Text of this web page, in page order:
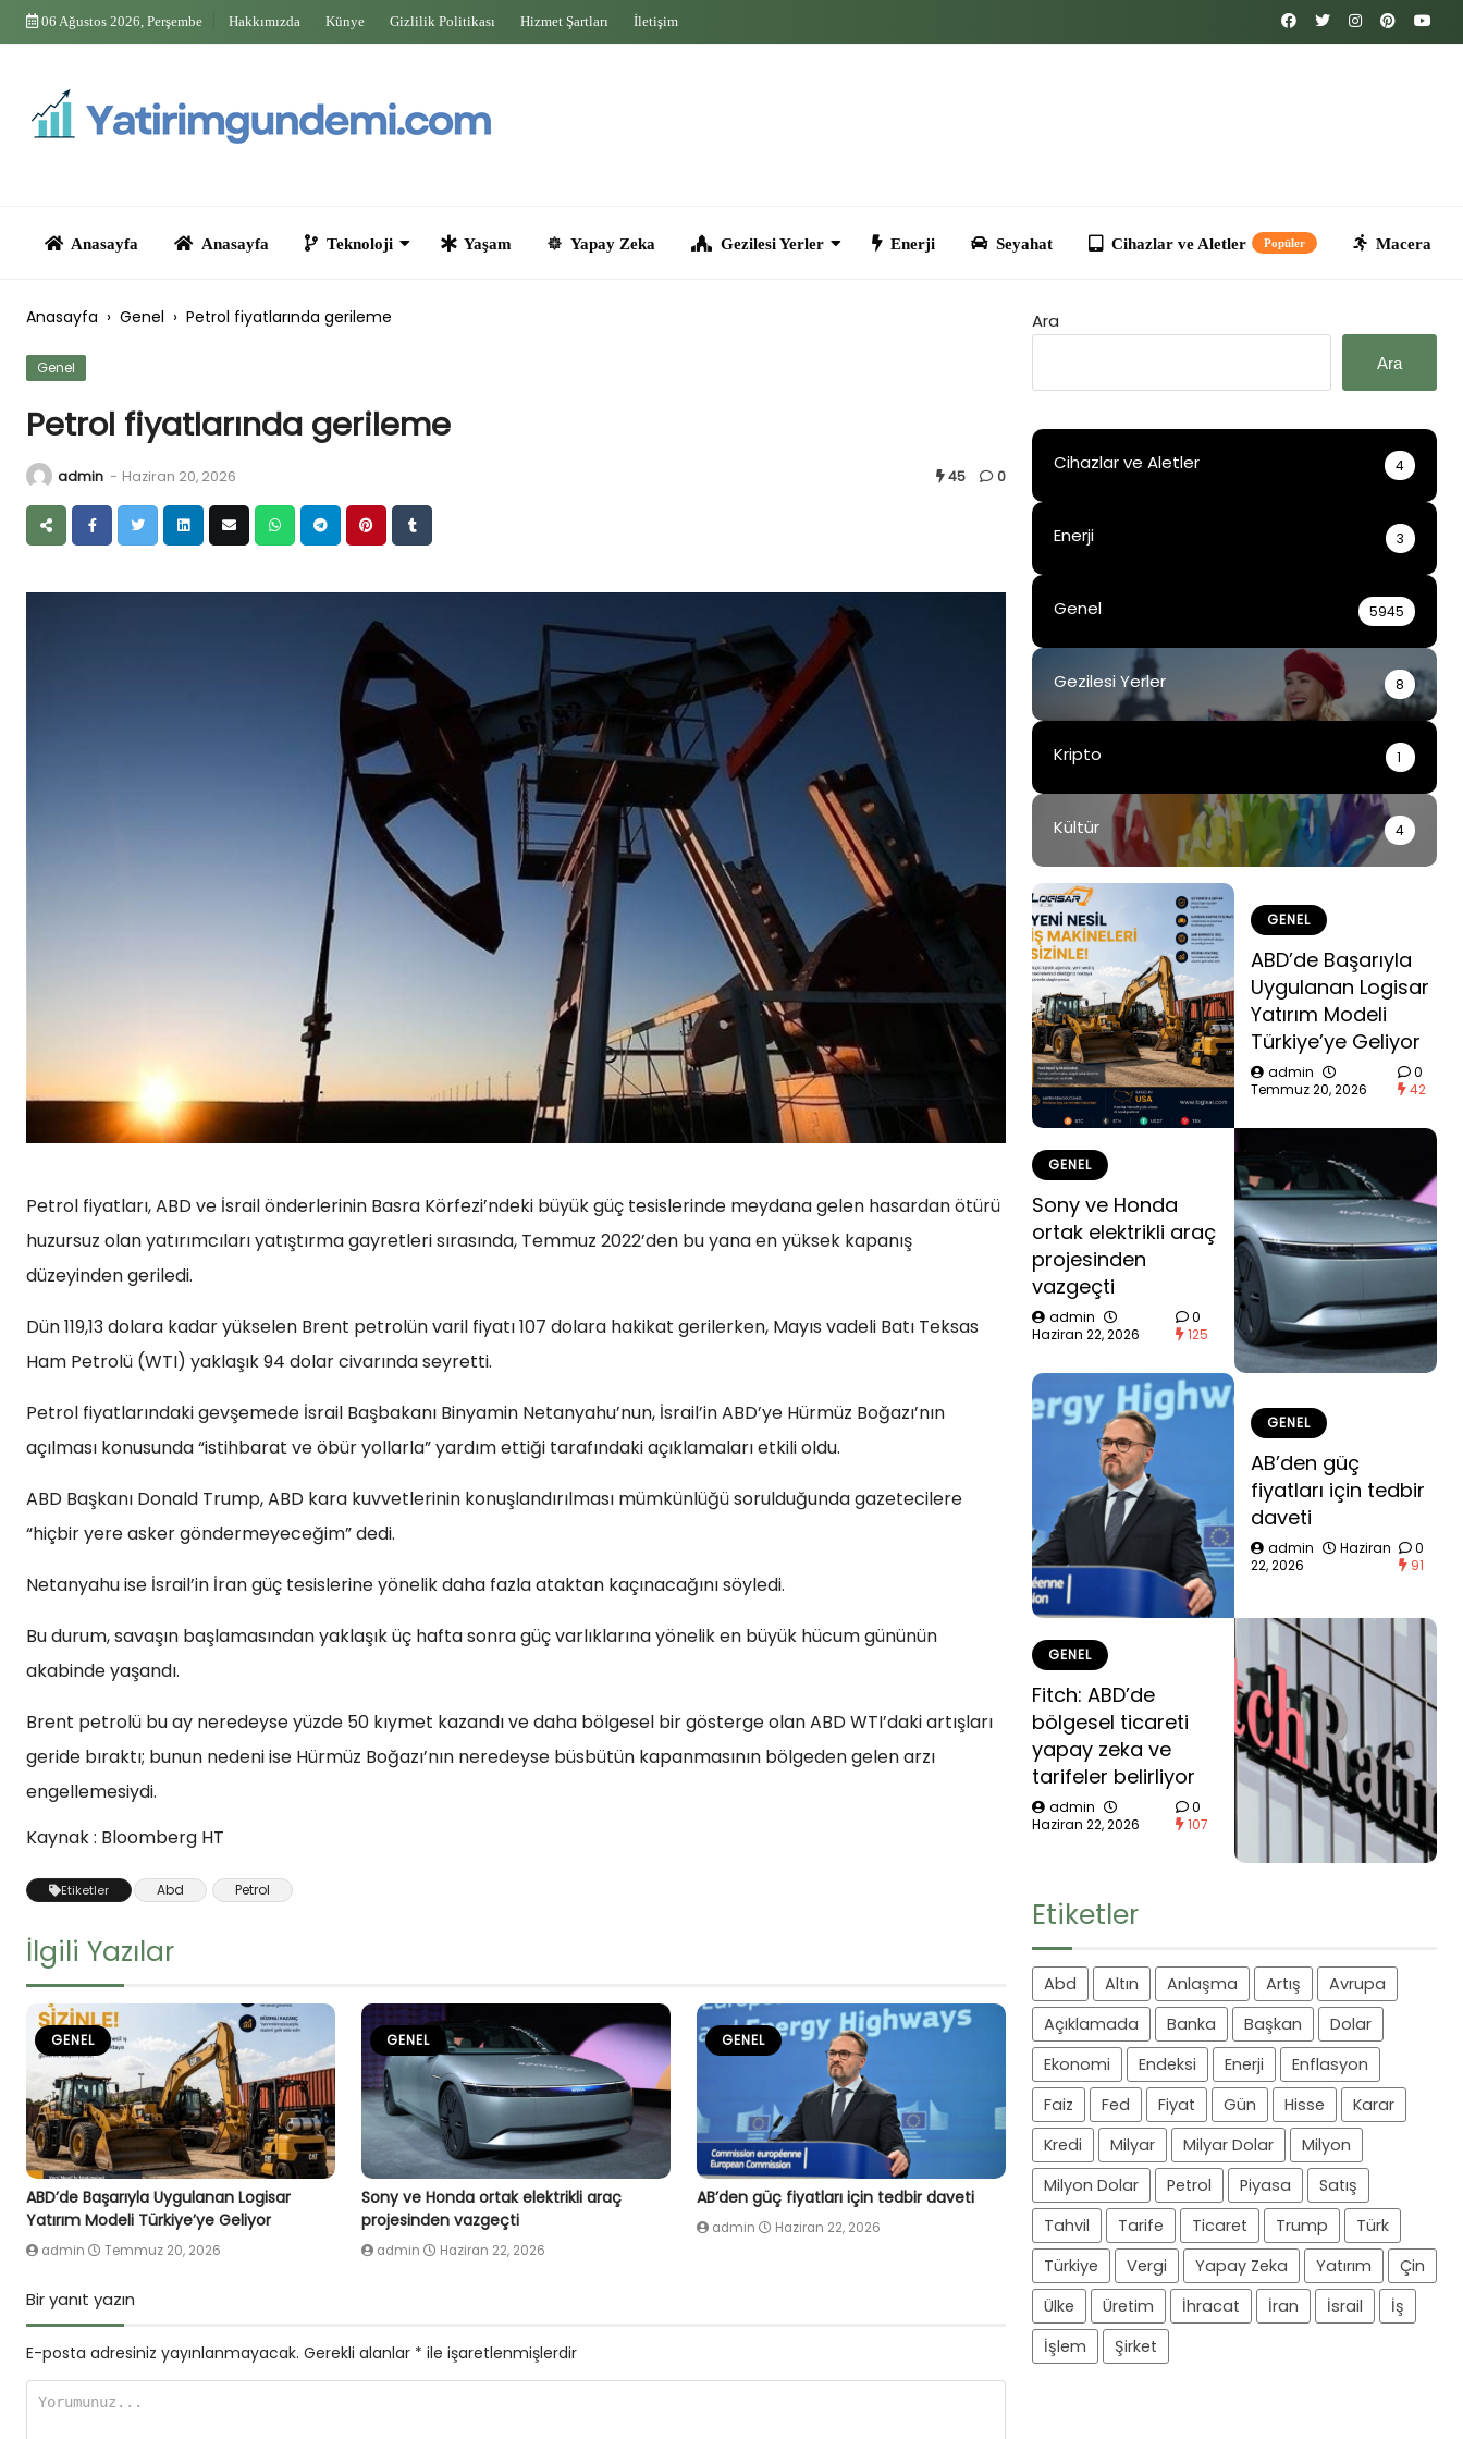
Skip
06 Ağustos 2026, Perşembe Hakkımızda Künye Gizlilik Politikası Hizmet Şartları İletişim
Anasayfa › Genel › Petrol fiyatlarında gerileme
Genel
Petrol fiyatlarında gerileme
admin - Haziran 20, 2026 45 0
Petrol fiyatları, ABD ve İsrail önderlerinin Basra Körfezi’ndeki büyük güç tesislerinde meydana gelen hasardan ötürü
huzursuz olan yatırımcıları yatıştırma gayretleri sırasında, Temmuz 2022’den bu yana en yüksek kapanış
düzeyinden geriledi.
Dün 119,13 dolara kadar yükselen Brent petrolün varil fiyatı 107 dolara hakikat gerilerken, Mayıs vadeli Batı Teksas
Ham Petrolü (WTI) yaklaşık 94 dolar civarında seyretti.
Petrol fiyatlarındaki gevşemede İsrail Başbakanı Binyamin Netanyahu’nun, İsrail’in ABD’ye Hürmüz Boğazı’nın
açılması konusunda “istihbarat ve öbür yollarla” yardım ettiği tarafındaki açıklamaları etkili oldu.
ABD Başkanı Donald Trump, ABD kara kuvvetlerinin konuşlandırılması mümkünlüğü sorulduğunda gazetecilere
“hiçbir yere asker göndermeyeceğim” dedi.
Netanyahu ise İsrail’in İran güç tesislerine yönelik daha fazla ataktan kaçınacağını söyledi.
Bu durum, savaşın başlamasından yaklaşık üç hafta sonra güç varlıklarına yönelik en büyük hücum gününün
akabinde yaşandı.
Brent petrolü bu ay neredeyse yüzde 50 kıymet kazandı ve daha bölgesel bir gösterge olan ABD WTI’daki artışları
geride bıraktı; bunun nedeni ise Hürmüz Boğazı’nın neredeyse büsbütün kapanmasının bölgeden gelen arzı
engellemesiydi.
Kaynak : Bloomberg HT
Etiketler Abd Petrol
İlgili Yazılar
GENEL
ABD’de Başarıyla Uygulanan Logisar
Yatırım Modeli Türkiye’ye Geliyor
admin Temmuz 20, 2026
GENEL
Sony ve Honda ortak elektrikli araç
projesinden vazgeçti
admin Haziran 22, 2026
GENEL
AB’den güç fiyatları için tedbir daveti
admin Haziran 22, 2026
Bir yanıt yazın
E-posta adresiniz yayınlanmayacak. Gerekli alanlar * ile işaretlenmişlerdir
Ara
Ara
Cihazlar ve Aletler 4
Enerji 3
Genel 5945
Gezilesi Yerler 8
Kripto 1
Kültür 4
GENEL
ABD’de Başarıyla
Uygulanan Logisar
Yatırım Modeli
Türkiye’ye Geliyor
admin
Temmuz 20, 2026
0
42
GENEL
Sony ve Honda
ortak elektrikli araç
projesinden
vazgeçti
admin
Haziran 22, 2026
0
125
GENEL
AB’den güç
fiyatları için tedbir
daveti
admin
Haziran
22, 2026
0
91
GENEL
Fitch: ABD’de
bölgesel ticareti
yapay zeka ve
tarifeler belirliyor
admin
Haziran 22, 2026
0
107
Etiketler
Abd Altın Anlaşma Artış
Avrupa
Açıklamada
Banka Başkan
Dolar
Ekonomi
Endeksi Enerji
Enflasyon
Faiz
Fed Fiyat Gün Hisse
Karar
Kredi
Milyar Milyar Dolar
Milyon
Milyon Dolar
Petrol Piyasa
Satış
Tahvil
Tarife Ticaret Trump
Türk
Türkiye
Vergi Yapay Zeka Yatırım
Çin
Ülke
Üretim İhracat İran İsrail
İş
İşlem
Şirket